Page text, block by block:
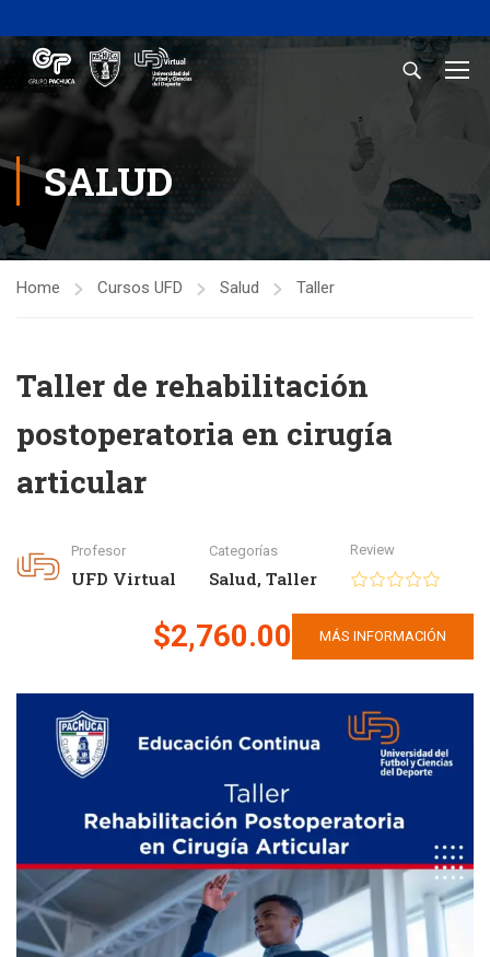
SALUD
Home Cursos UFD Salud Taller
Taller de rehabilitación
postoperatoria en cirugía
articular
Profesor
UFD Virtual
Categorías
Salud, Taller
Review
$2,760.00 MÁS INFORMACIÓN